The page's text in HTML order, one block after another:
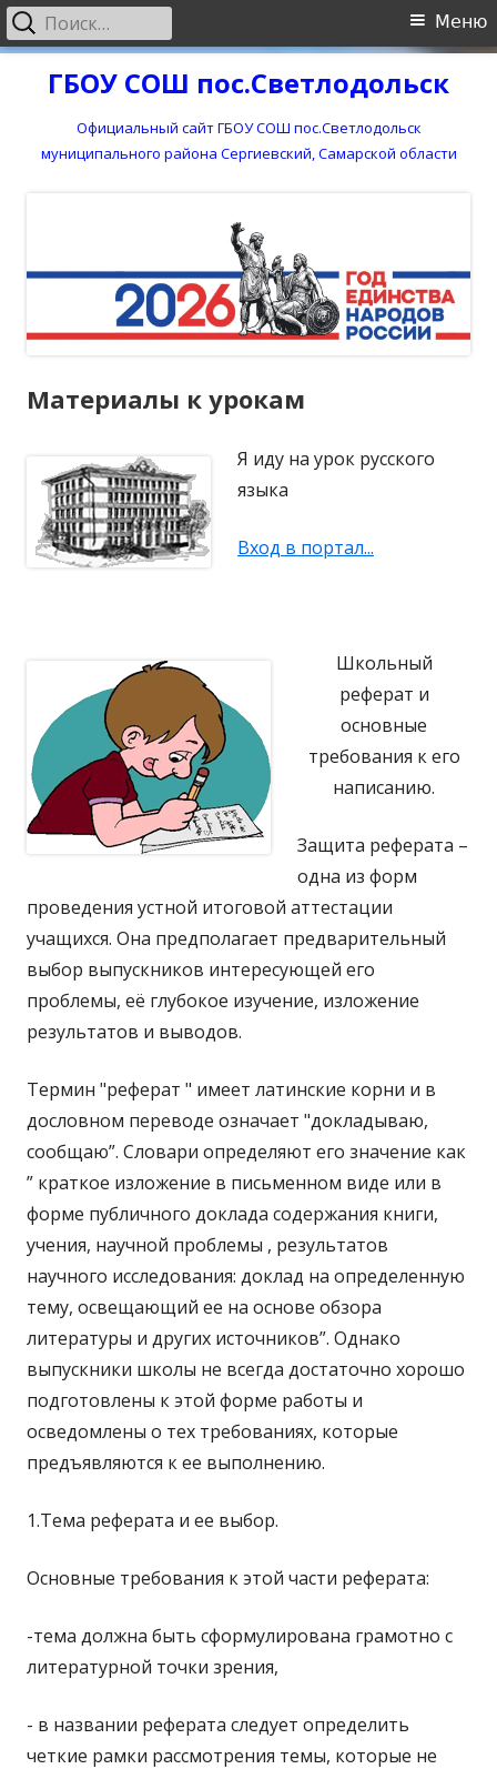
содержимому
ГБОУ СОШ пос.Светлодольск
Официальный сайт ГБОУ СОШ пос.Светлодольск
муниципального района Сергиевский, Самарской области
Основное
меню
Меню
Найти:
Материалы к урокам
Я иду на урок русского
языка
Вход в портал...
Школьный
реферат и
основные
требования к его
написанию.
Защита реферата –
одна из форм
проведения устной итоговой аттестации
учащихся. Она предполагает предварительный
выбор выпускников интересующей его
проблемы, её глубокое изучение, изложение
результатов и выводов.
Термин "реферат " имеет латинские корни и в
дословном переводе означает "докладываю,
сообщаю”. Словари определяют его значение как
” краткое изложение в письменном виде или в
форме публичного доклада содержания книги,
учения, научной проблемы , результатов
научного исследования: доклад на определенную
тему, освещающий ее на основе обзора
литературы и других источников”. Однако
выпускники школы не всегда достаточно хорошо
подготовлены к этой форме работы и
осведомлены о тех требованиях, которые
предъявляются к ее выполнению.
1.Тема реферата и ее выбор.
Основные требования к этой части реферата:
-тема должна быть сформулирована грамотно с
литературной точки зрения,
- в названии реферата следует определить
четкие рамки рассмотрения темы, которые не